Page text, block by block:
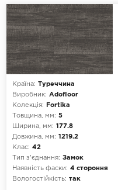
Країна: Туреччина
Виробник: Adofloor
Колекція:
Fortika
Товщина, мм: 5
Ширина, мм: 177.8
Довжина, мм: 1219.2
Клас: 42
Тип з'єднання: Замок
Наявність фаски: 4 стороння
Вологостійкість: так